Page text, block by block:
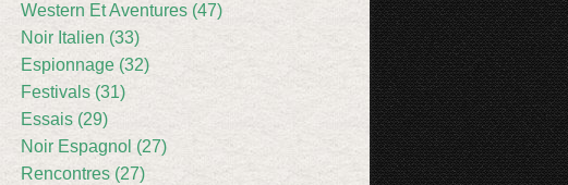
Western Et Aventures (47)
Noir Italien (33)
Espionnage (32)
Festivals (31)
Essais (29)
Noir Espagnol (27)
Rencontres (27)